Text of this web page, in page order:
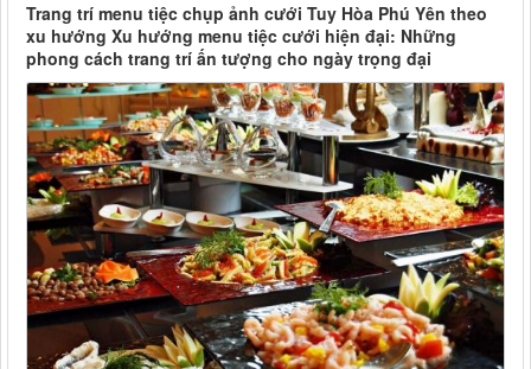
Trang trí menu tiệc chụp ảnh cưới Tuy Hòa Phú Yên theo
xu hướng Xu hướng menu tiệc cưới hiện đại: Những
phong cách trang trí ấn tượng cho ngày trọng đại